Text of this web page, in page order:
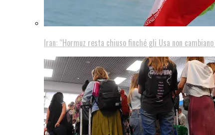
Iran: “Hormuz resta chiuso finché gli Usa non